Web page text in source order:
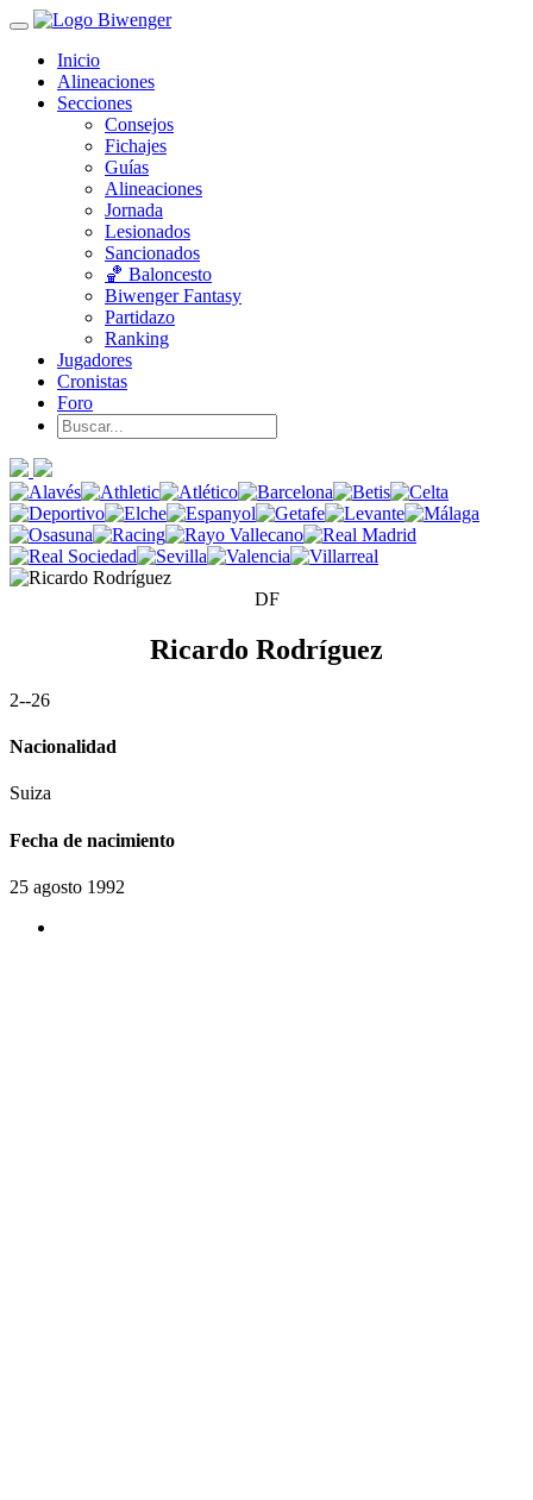
Inicio
Alineaciones
Secciones
Consejos
Fichajes
Guías
Alineaciones
Jornada
Lesionados
Sancionados
🏀 Baloncesto
Biwenger Fantasy
Partidazo
Ranking
Jugadores
Cronistas
Foro
DF
Ricardo Rodríguez
2--26
Nacionalidad
Suiza
Fecha de nacimiento
25 agosto 1992